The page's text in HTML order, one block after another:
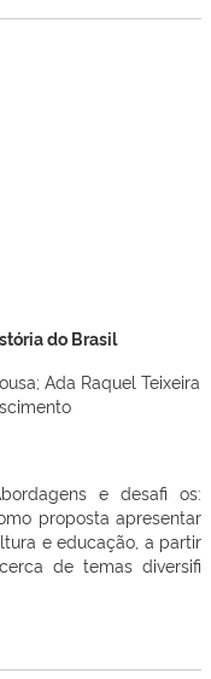
do Brasil
Ada Raquel Teixeira
e desafi os:
proposta apresentar
e educação, a partir
de temas diversifi